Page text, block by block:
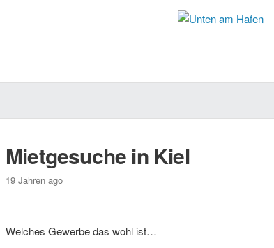
Mietgesuche in Kiel
19 Jahren ago
Welches Gewerbe das wohl ist…